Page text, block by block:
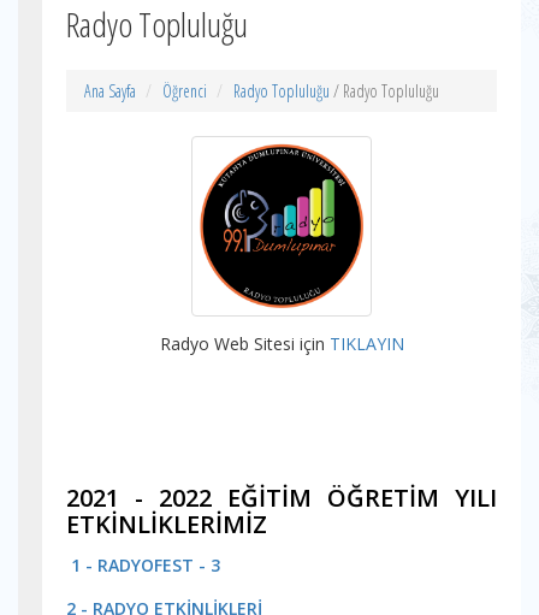
Radyo Topluluğu
Ana Sayfa Öğrenci Radyo Topluluğu / Radyo Topluluğu
Radyo Web Sitesi için TIKLAYIN
2021 - 2022 EĞİTİM ÖĞRETİM YILI
ETKİNLİKLERİMİZ
1 - RADYOFEST - 3
2 - RADYO ETKİNLİKLERİ